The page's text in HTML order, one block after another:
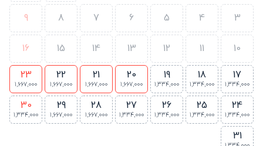
3
4
5
6
7
8
9
10
11
12
13
14
15
16
17
1,334,000
18
1,334,000
19
1,334,000
20
1,667,000
21
1,667,000
22
1,667,000
23
1,667,000
24
1,334,000
25
1,334,000
26
1,334,000
27
1,334,000
28
1,667,000
29
1,667,000
30
1,334,000
31